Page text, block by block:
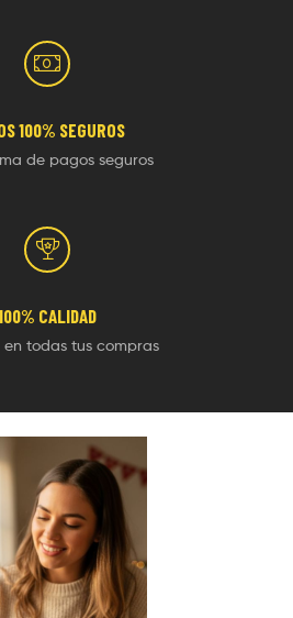
100% SEGUROS
de pagos seguros
CALIDAD
todas tus compras